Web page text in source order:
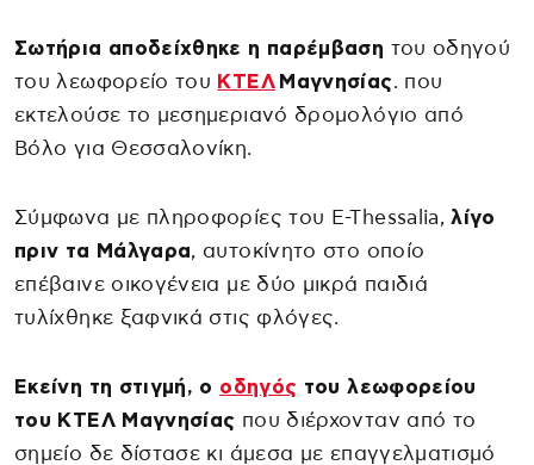
Σωτήρια αποδείχθηκε η παρέμβαση του οδηγού
του λεωφορείο του ΚΤΕΛΜαγνησίας. που
εκτελούσε το μεσημεριανό δρομολόγιο από
Βόλο για Θεσσαλονίκη.
Σύμφωνα με πληροφορίες του E-Thessalia,λίγο
πριν τα Μάλγαρα, αυτοκίνητο στο οποίο
επέβαινε οικογένεια με δύο μικρά παιδιά
τυλίχθηκε ξαφνικά στις φλόγες.
Εκείνη τη στιγμή, ο οδηγός του λεωφορείου
του ΚΤΕΛ Μαγνησίας που διέρχονταν από το
σημείο δε δίστασε κι άμεσα με επαγγελματισμό